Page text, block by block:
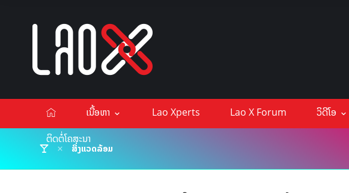
ເນື້ອຫາ Lao Xperts Lao X Forum ວິດີໂອ
ຕິດຕໍ່ໂຄສະນາ
ສິ່ງແວດລ້ອມ